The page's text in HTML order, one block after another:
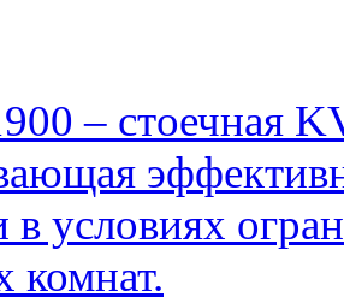
– стоечная
в условиях
комнат.